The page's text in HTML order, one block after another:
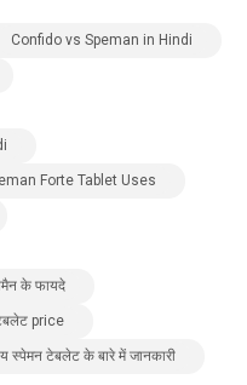
Confido vs Speman in Hindi
Forte Tablet Uses
के फायदे
price
स्पेमन टेबलेट के बारे में जानकारी